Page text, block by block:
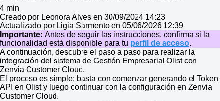
4 min
Creado por Leonora Alves en 30/09/2024 14:23
Actualizado por Ligia Sarmento en 05/06/2026 12:39
Importante: Antes de seguir las instrucciones, confirma si la
funcionalidad está disponible para tu perfil de acceso.
A continuación, descubre el paso a paso para realizar la
integración del sistema de Gestión Empresarial Olist con
Zenvia Customer Cloud.
El proceso es simple: basta con comenzar generando el Token
API en Olisty luego continuar con la configuración en Zenvia
Customer Cloud.